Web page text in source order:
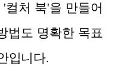
처 북'을 만들어
법도 명확한 목표
입니다.